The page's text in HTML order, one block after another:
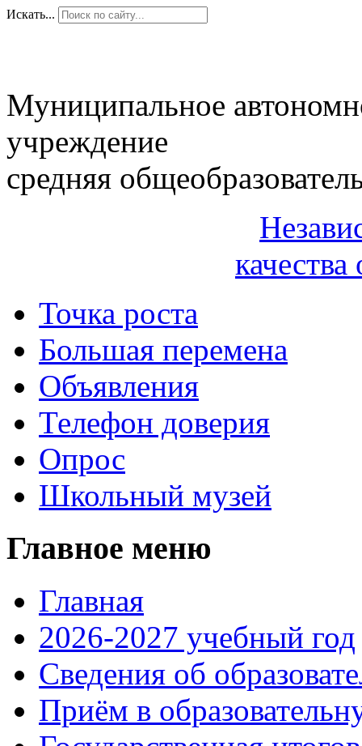
Искать...
Муниципальное
учреждение
средняя
качества
Точка роста
Большая перемена
Объявления
Телефон доверия
Опрос
Школьный музей
Главное меню
Главная
2026-2027 учебный год
Сведения об
Приём в